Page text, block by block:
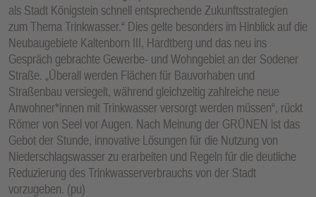
als Stadt Königstein schnell entsprechende Zukunftsstrategien
zum Thema Trinkwasser.“ Dies gelte besonders im Hinblick auf die
Neubaugebiete Kaltenborn III, Hardtberg und das neu ins
Gespräch gebrachte Gewerbe- und Wohngebiet an der Sodener
Straße. „Überall werden Flächen für Bauvorhaben und
Straßenbau versiegelt, während gleichzeitig zahlreiche neue
Anwohner*innen mit Trinkwasser versorgt werden müssen“, rückt
Römer von Seel vor Augen. Nach Meinung der GRÜNEN ist das
Gebot der Stunde, innovative Lösungen für die Nutzung von
Niederschlagswasser zu erarbeiten und Regeln für die deutliche
Reduzierung des Trinkwasserverbrauchs von der Stadt
vorzugeben. (pu)